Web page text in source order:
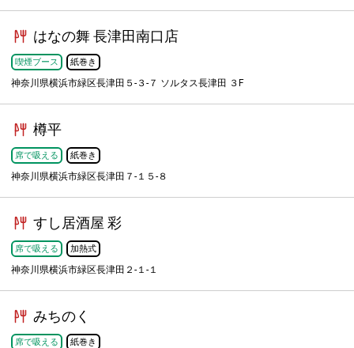
はなの舞 長津田南口店
喫煙ブース 紙巻き
神奈川県横浜市緑区長津田５-３-７ ソルタス長津田 ３F
樽平
席で吸える 紙巻き
神奈川県横浜市緑区長津田７-１５-８
すし居酒屋 彩
席で吸える 加熱式
神奈川県横浜市緑区長津田２-１-１
みちのく
席で吸える 紙巻き